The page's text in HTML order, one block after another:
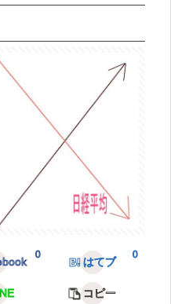
0
はてブ
0
コピー